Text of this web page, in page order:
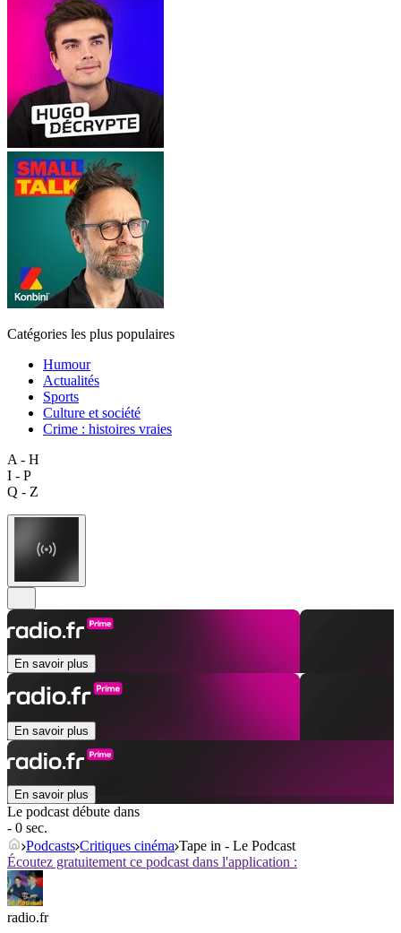
Catégories les plus populaires
Humour
Actualités
Sports
Culture et société
Crime : histoires vraies
A - H
I - P
Q - Z
En savoir plus
En savoir plus
En savoir plus
Le podcast débute dans
- 0 sec.
Podcasts Critiques cinéma Tape in - Le Podcast
Écoutez gratuitement ce podcast dans l'application :
radio.fr